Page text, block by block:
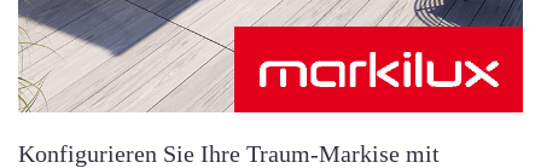
Konfigurieren Sie Ihre Traum-Markise mit